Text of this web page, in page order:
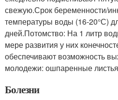
свежую.Срок беременности/
температуры воды (16-20°С)
дней.Потомство: На 1 литр
мере развития у них
обеспечивают возможность
молодежи: ошпаренные
Болезни